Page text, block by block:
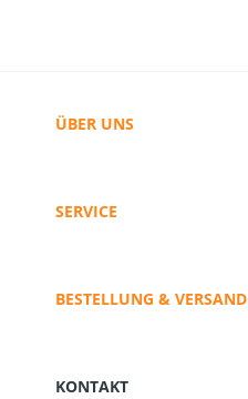
ÜBER UNS
SERVICE
BESTELLUNG & VERSAND
KONTAKT